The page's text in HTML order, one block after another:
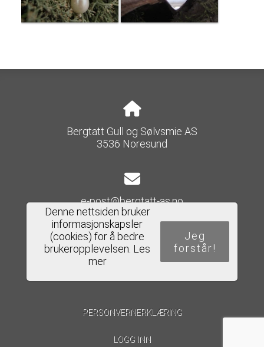
Bergtatt Gull og Sølvsmie AS
3536 Noresund
e-post@bergtatt-as.no
Del nettside
Denne nettsiden bruker
informasjonskapsler
(cookies) for å bedre
brukeropplevelsen. Les
mer
Jeg
forstår!
PERSONVERNERKLÆRING
LOGG INN